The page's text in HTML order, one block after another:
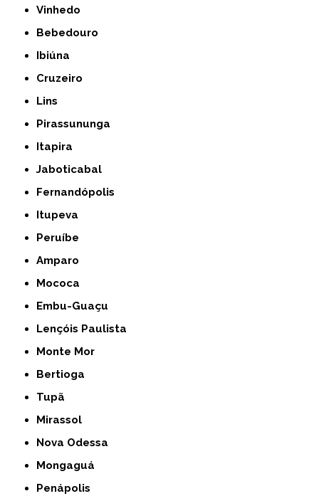
Vinhedo
Bebedouro
Ibiúna
Cruzeiro
Lins
Pirassununga
Itapira
Jaboticabal
Fernandópolis
Itupeva
Peruíbe
Amparo
Mococa
Embu-Guaçu
Lençóis Paulista
Monte Mor
Bertioga
Tupã
Mirassol
Nova Odessa
Mongaguá
Penápolis